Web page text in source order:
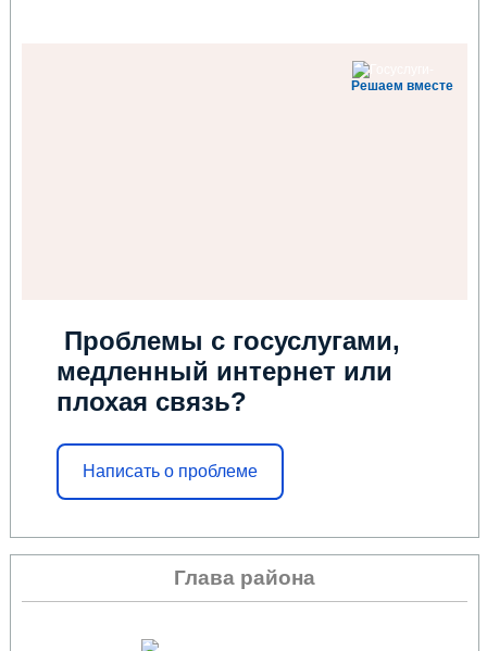
Решаем вместе
Проблемы с госуслугами,
медленный интернет или
плохая связь?
Написать о проблеме
Глава района